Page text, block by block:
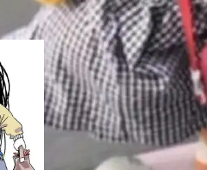
试用和效率提升的需求。
疗等对数据安全要求较...
步看清混合算力时代下，
是否被充分利用，以及持
优化。 深信服AI算力网关
，从Token治理和成本治
每一份算力都看得清、管
、更安全！ 一、从现在开
27 年后，宣布离职。 他
开的还有 Sanjay Ghema
23，Jeff Dean 二十多
和 Bigtable 的共同
大脑核心成员，Se
同发明人）以及 Oriol Vin
人，AlphaSta...
发布：界面
、记忆搜索增强
中文编码智能体，这一轮
记得住」三件事一次补
么 SolonCode 是杭州无
端编码智能体——一位全
自主理解需求、规划步
型、不挑平台，curl 一行
Gitee · GitCode · GitHu
8~26）、macOS / Linu
PC。 # macOS / Linu
度释放AI Coding
道（CodeArts）
术的作用与价值 在软件工
业核心知识资产的主要载
常包含数十万乃至数百万
次模型调用可承载的上下
的持续扩张与代码历史的
小时，算法工程
为干私活
公布了一起案件：北京一